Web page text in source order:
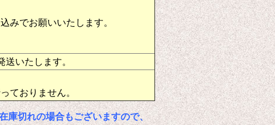
みでお願いいたします。
いたします。
ておりません。
庫切れの場合もございますので、